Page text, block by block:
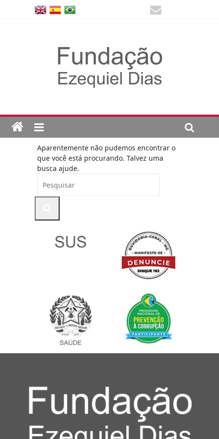
Aparentemente não pudemos encontrar o
que você está procurando. Talvez uma
busca ajude.